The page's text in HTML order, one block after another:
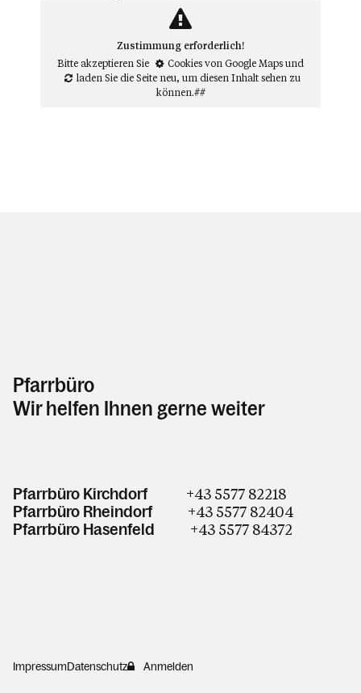
Zustimmung erforderlich!
Bitte akzeptieren Sie
Cookies von Google Mapsund
laden Sie die Seite neu, um diesen Inhalt sehen zu
können.##
Pfarrbüro
Wir helfen Ihnen gerne weiter
Pfarrbüro Kirchdorf +43 5577 82218
Pfarrbüro Rheindorf+43 5577 82404
Pfarrbüro Hasenfeld +43 5577 84372
ImpressumDatenschutz Anmelden